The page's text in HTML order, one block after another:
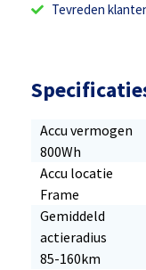
Tevreden
Accu vermogen
800Wh
Accu locatie
Frame
Gemiddeld
actieradius
85-160km